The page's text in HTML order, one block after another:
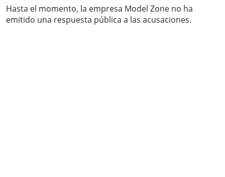
Hasta el momento, la empresa Model Zone no ha
emitido una respuesta pública a las acusaciones.